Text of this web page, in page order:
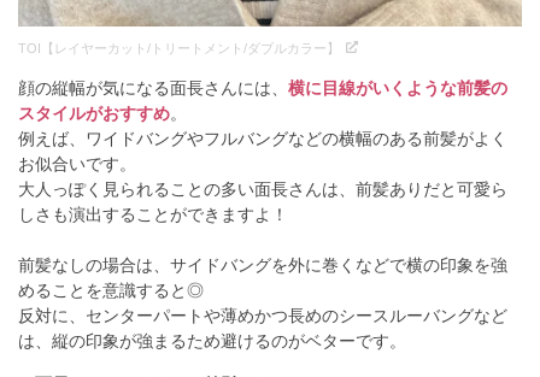
TOI【レイヤーカット/トリートメント/ダブルカラー】
顔の縦幅が気になる面長さんには、 横に目線がいくような前髪の
スタイルがおすすめ。
例えば、ワイドバングやフルバングなどの横幅のある前髪がよく
お似合いです。
大人っぽく見られることの多い面長さんは、前髪ありだと可愛ら
しさも演出することができますよ！
前髪なしの場合は、サイドバングを外に巻くなどで横の印象を強
めることを意識すると◎
反対に、センターパートや薄めかつ長めのシースルーバングなど
は、縦の印象が強まるため避けるのがベターです。